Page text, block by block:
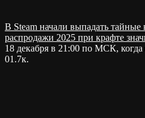
В Steam начали выпадать тайные
распродажи 2025 при крафте
18 декабря в 21:00 по МСК, когда
01.7к.